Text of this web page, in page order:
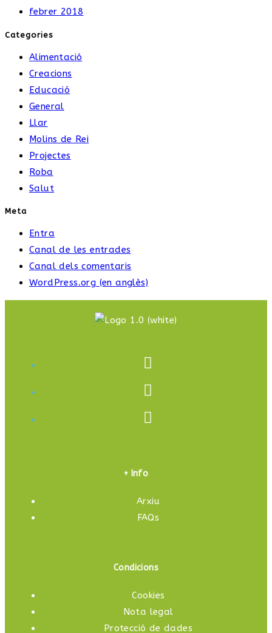
febrer 2018
Categories
Alimentació
Creacions
Educació
General
Llar
Molins de Rei
Projectes
Roba
Salut
Meta
Entra
Canal de les entrades
Canal dels comentaris
WordPress.org (en anglès)
+ Info
Arxiu
FAQs
Condicions
Cookies
Nota legal
Protecció de dades